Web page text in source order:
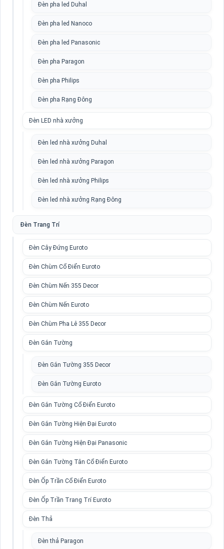
Đèn pha led Duhal
Đèn pha led Nanoco
Đèn pha led Panasonic
Đèn pha Paragon
Đèn pha Philips
Đèn pha Rạng Đông
Đèn LED nhà xưởng
Đèn led nhà xưởng Duhal
Đèn led nhà xưởng Paragon
Đèn led nhà xưởng Philips
Đèn led nhà xưởng Rạng Đông
Đèn Trang Trí
Đèn Cây Đứng Euroto
Đèn Chùm Cổ Điển Euroto
Đèn Chùm Nến 355 Decor
Đèn Chùm Nến Euroto
Đèn Chùm Pha Lê 355 Decor
Đèn Gắn Tường
Đèn Gắn Tường 355 Decor
Đèn Gắn Tường Euroto
Đèn Gắn Tường Cổ Điển Euroto
Đèn Gắn Tường Hiện Đại Euroto
Đèn Gắn Tường Hiện Đại Panasonic
Đèn Gắn Tường Tân Cổ Điển Euroto
Đèn Ốp Trần Cổ Điển Euroto
Đèn Ốp Trần Trang Trí Euroto
Đèn Thả
Đèn thả Paragon